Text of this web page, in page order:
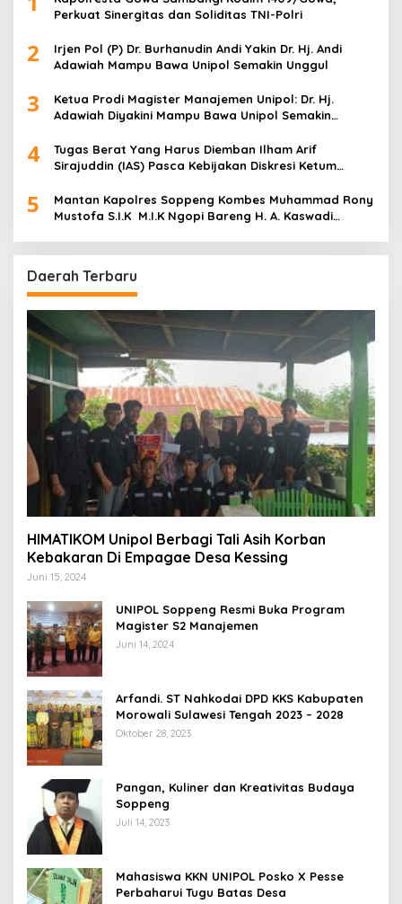
Perkuat Sinergitas dan Soliditas TNI-Polri
2
Irjen Pol (P) Dr. Burhanudin Andi Yakin Dr. Hj. Andi
Adawiah Mampu Bawa Unipol Semakin Unggul
3
Ketua Prodi Magister Manajemen Unipol: Dr. Hj.
Adawiah Diyakini Mampu Bawa Unipol Semakin
4
Tugas Berat Yang Harus Diemban Ilham Arif
Sirajuddin (IAS) Pasca Kebijakan Diskresi Ketum
5
Mantan Kapolres Soppeng Kombes Muhammad Rony
Mustofa S.I.K M.I.K Ngopi Bareng H. A. Kaswadi
Daerah Terbaru
HIMATIKOM Unipol Berbagi Tali Asih Korban
Kebakaran Di Empagae Desa Kessing
Juni 15, 2024
UNIPOL Soppeng Resmi Buka Program
Magister S2 Manajemen
Juni 14, 2024
Arfandi. ST Nahkodai DPD KKS Kabupaten
Morowali Sulawesi Tengah 2023 – 2028
Oktober 28, 2023
Pangan, Kuliner dan Kreativitas Budaya
Soppeng
Juli 14, 2023
Mahasiswa KKN UNIPOL Posko X Pesse
Perbaharui Tugu Batas Desa